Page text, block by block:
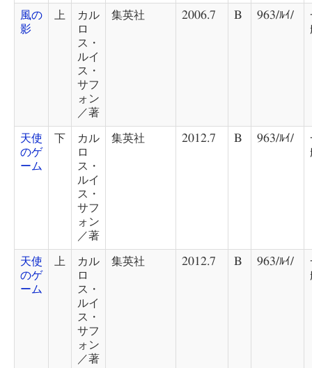
風の
影
上
カル
ロ
ス・
ルイ
ス・
サフ
ォン
／著
集英社 2006.7 B 963/ﾙｲ/
天使
のゲ
ーム
下
カル
ロ
ス・
ルイ
ス・
サフ
ォン
／著
集英社 2012.7 B 963/ﾙｲ/
天使
のゲ
ーム
上
カル
ロ
ス・
ルイ
ス・
サフ
ォン
／著
集英社 2012.7 B 963/ﾙｲ/